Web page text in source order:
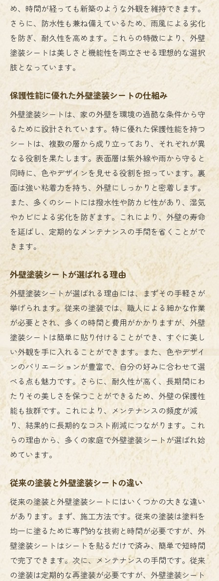
住まいのスタイルに合う外壁塗装シートの
選定
季節ごとに考える外壁塗装シートの選び方
外壁塗装シートのトレンドに乗る方法
外壁塗装シートで色と模様の自由を楽しむ方法
カラーコーディネートで差をつける外壁塗
装シート
個性的な模様で住まいを彩るアイデア
外壁塗装シートで実現する多様なデザイン
周囲の景観に調和する色選びのポイント
シートの組み合わせでオリジナリティを出
す方法
季節感を演出する外壁塗装シートの使い方
耐久性を兼ね備えた外壁塗装シートが住まいを
守る理由
外壁塗装シートの耐久性を支える技術
気候条件に強い外壁塗装シートの選び方
長期間の使用に耐える外壁塗装シートの秘
密
防水性に優れた外壁塗装シートの特徴
外壁塗装シートでカビや汚れを防ぐ方法
メンテナンスが簡単な外壁塗装シートの利
簡単に貼れる外壁塗装シートメンテナンスの手
間を大幅削減
初心者でも安心の外壁塗装シート施工方法
外壁塗装シートの手軽なメンテナンス方法
貼り直しが簡単な外壁塗装シートの選び方
DIYで実現する外壁塗装シートの貼り方
メンテナンスフリーな外壁塗装シートの特
徴
貼る場所に応じた外壁塗装シート選び
美しさを長持ちさせる外壁塗装シートの活用法
外壁塗装シートで長期間美しさを保つポイ
ント
色褪せない外壁塗装シートの選び方
め、時間が経っても新築のような外観を維持できます。
さらに、防水性も兼ね備えているため、雨風による劣化
を防ぎ、耐久性を高めます。これらの特徴により、外壁
塗装シートは美しさと機能性を両立させる理想的な選択
肢となっています。
保護性能に優れた外壁塗装シートの仕組み
外壁塗装シートは、家の外壁を環境の過酷な条件から守
るために設計されています。特に優れた保護性能を持つ
シートは、複数の層から成り立っており、それぞれが異
なる役割を果たします。表面層は紫外線や雨から守ると
同時に、色やデザインを見せる役割を担っています。裏
面は強い粘着力を持ち、外壁にしっかりと密着します。
また、多くのシートには撥水性や防カビ性があり、湿気
やカビによる劣化を防ぎます。これにより、外壁の寿命
を延ばし、定期的なメンテナンスの手間を省くことがで
きます。
外壁塗装シートが選ばれる理由
外壁塗装シートが選ばれる理由には、まずその手軽さが
挙げられます。従来の塗装では、職人による細かな作業
が必要とされ、多くの時間と費用がかかりますが、外壁
塗装シートは簡単に貼り付けることができ、すぐに美し
い外観を手に入れることができます。また、色やデザイ
ンのバリエーションが豊富で、自分の好みに合わせて選
べる点も魅力です。さらに、耐久性が高く、長期間にわ
たりその美しさを保つことができるため、外壁の保護性
能も抜群です。これにより、メンテナンスの頻度が減
り、結果的に長期的なコスト削減につながります。これ
らの理由から、多くの家庭で外壁塗装シートが選ばれ始
めています。
従来の塗装と外壁塗装シートの違い
従来の塗装と外壁塗装シートにはいくつかの大きな違い
があります。まず、施工方法です。従来の塗装は塗料を
均一に塗るために専門的な技術と時間が必要ですが、外
壁塗装シートはシートを貼るだけで済み、簡単で短時間
で完了できます。次に、メンテナンスの手間です。従来
の塗装は定期的な再塗装が必要ですが、外壁塗装シート